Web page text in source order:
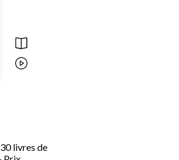
livres de